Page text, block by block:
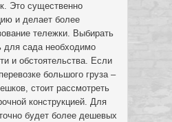
Это существенно
и делает более
тележки. Выбирать
для сада необходимо
и обстоятельства. Если
большого груза –
стоит рассмотреть
конструкцией. Для
будет более дешевых